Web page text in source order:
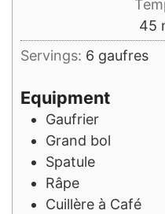
45
Servings: 6 gaufres
Equipment
Gaufrier
Grand bol
Spatule
Râpe
Cuillère à Café